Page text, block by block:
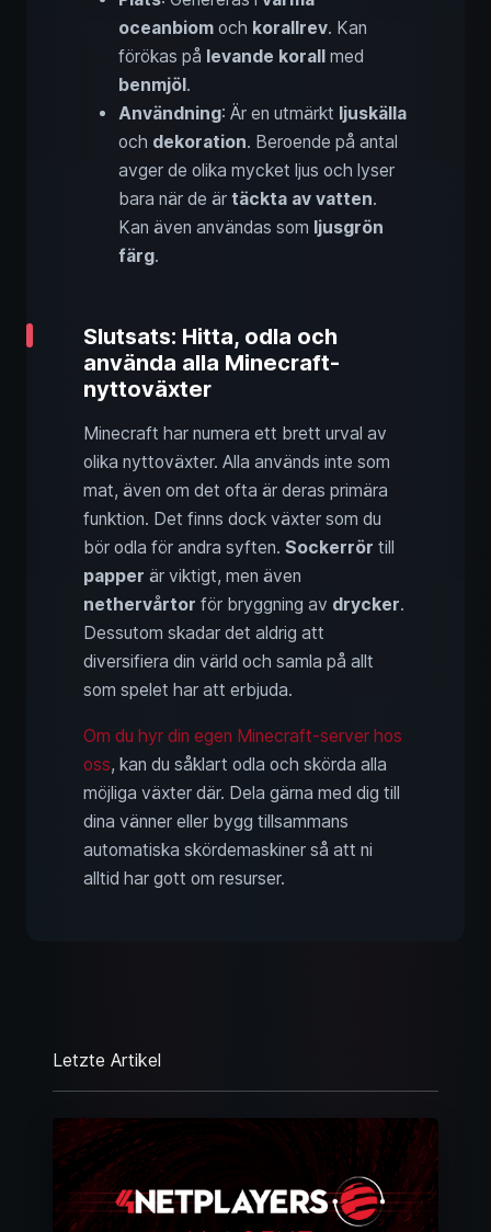
oceanbiom och korallrev. Kan
förökas på levande korall med
benmjöl.
Användning: Är en utmärkt ljuskälla
och dekoration. Beroende på antal
avger de olika mycket ljus och lyser
bara när de är täckta av vatten.
Kan även användas som ljusgrön
färg.
Slutsats: Hitta, odla och
använda alla Minecraft-
nyttoväxter
Minecraft har numera ett brett urval av
olika nyttoväxter. Alla används inte som
mat, även om det ofta är deras primära
funktion. Det finns dock växter som du
bör odla för andra syften. Sockerrör till
papper är viktigt, men även
nethervårtor för bryggning av drycker.
Dessutom skadar det aldrig att
diversifiera din värld och samla på allt
som spelet har att erbjuda.
Om du hyr din egen Minecraft-server hos
oss, kan du såklart odla och skörda alla
möjliga växter där. Dela gärna med dig till
dina vänner eller bygg tillsammans
automatiska skördemaskiner så att ni
alltid har gott om resurser.
Letzte Artikel